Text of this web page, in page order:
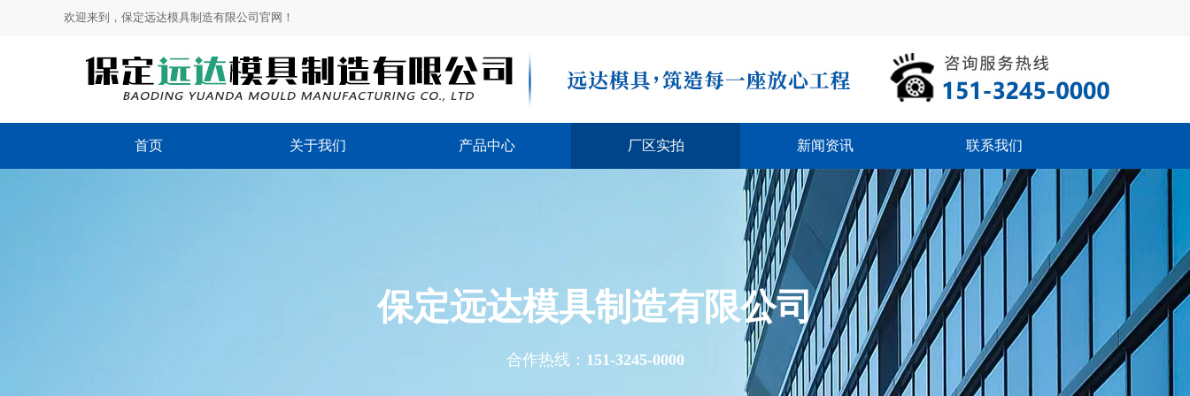
欢迎来到，保定远达模具制造有限公司官网！
首页 关于我们 产品中心 厂区实拍 新闻资讯 联系我们
保定远达模具制造有限公司
合作热线： 151-3245-0000